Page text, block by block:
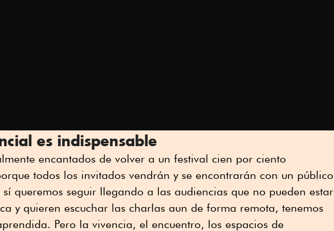
es indispensable
encantados de volver a un festival cien por ciento
todos los invitados vendrán y se encontrarán con un público
queremos seguir llegando a las audiencias que no pueden estar
y quieren escuchar las charlas aun de forma remota, tenemos
Pero la vivencia, el encuentro, los espacios de